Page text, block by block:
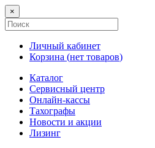
×
Личный кабинет
Корзина (нет товаров)
Каталог
Сервисный центр
Онлайн-кассы
Тахографы
Новости и акции
Лизинг